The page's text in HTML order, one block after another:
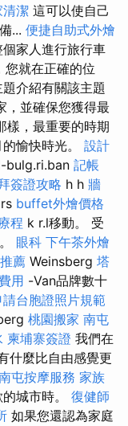
清潔 這可以使自己
... 便捷自助式外燴
家人進行旅行車
就在正確的位
介紹有關該主題
，並確保您獲得最
樣，最重要的時期
愉快時光。 設計
bulg.ri.ban 記帳
簽證攻略 h h 牆
rs buffet外燴價格
程 k r.l移動。 受
眼科 下午茶外燴
薦 Weinsberg 塔
用 -Van品牌數十
請台胞證照片規範
桃園搬家 南屯
柬埔寨簽證 我們在
什麼比自由感覺更
屯按摩服務 家族
城市時。 復健師
如果您還認為家庭